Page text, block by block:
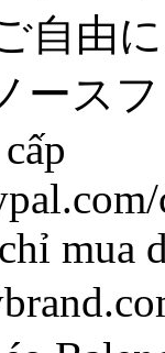
自由
ース
mua